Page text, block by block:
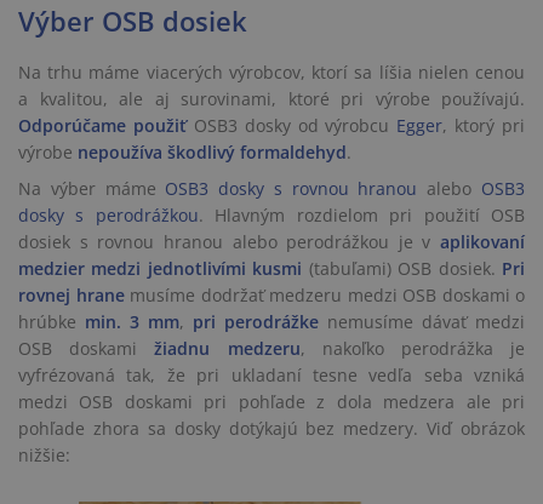
Výber OSB dosiek
Na trhu máme viacerých výrobcov, ktorí sa líšia nielen cenou
a kvalitou, ale aj surovinami, ktoré pri výrobe používajú.
Odporúčame použiťOSB3 dosky od výrobcu Egger, ktorý pri
výrobe nepoužíva škodlivý formaldehyd.
Na výber máme OSB3 dosky s rovnou hranou alebo OSB3
dosky s perodrážkou. Hlavným rozdielom pri použití OSB
dosiek s rovnou hranou alebo perodrážkou je v aplikovaní
medzier medzi jednotlivími kusmi (tabuľami) OSB dosiek. Pri
rovnej hranemusíme dodržať medzeru medzi OSB doskami o
hrúbke min. 3 mm, pri perodrážke nemusíme dávať medzi
OSB doskamižiadnu medzeru, nakoľko perodrážka je
vyfrézovaná tak, že pri ukladaní tesne vedľa seba vzniká
medzi OSB doskami pri pohľade z dola medzera ale pri
pohľade zhora sa dosky dotýkajú bez medzery. Viď obrázok
nižšie: